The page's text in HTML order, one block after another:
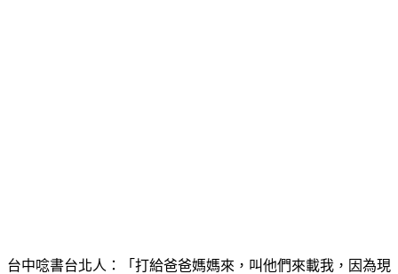
台中唸書台北人：「打給爸爸媽媽來，叫他們來載我，因為現